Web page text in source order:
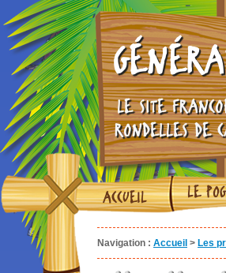
LE SITE
RONDELLES DE
ACCUEIL LE
Navigation : Accueil > Les